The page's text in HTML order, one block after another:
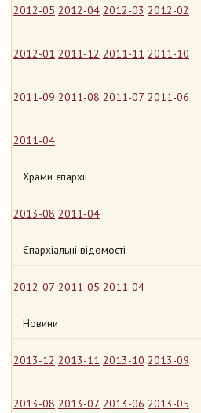
2012-05 2012-04 2012-03 2012-02
2012-01 2011-12 2011-11 2011-10
2011-09 2011-08 2011-07 2011-06
2011-04
Храми єпархії
2013-08 2011-04
Єпархіальні відомості
2012-07 2011-05 2011-04
Новини
2013-12 2013-11 2013-10 2013-09
2013-08 2013-07 2013-06 2013-05